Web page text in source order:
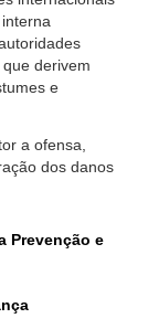
derivem
e
a ofensa,
dos danos
Prevenção e